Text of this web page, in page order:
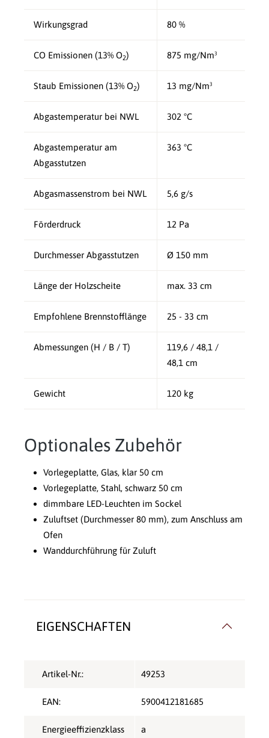
Wirkungsgrad 80 %
CO Emissionen (13% O2) 875 mg/Nm³
Staub Emissionen (13% O2) 13 mg/Nm³
Abgastemperatur bei NWL 302 °C
Abgastemperatur am
Abgasstutzen
363 °C
Abgasmassenstrom bei NWL 5,6 g/s
Förderdruck 12 Pa
Durchmesser Abgasstutzen Ø 150 mm
Länge der Holzscheite max. 33 cm
Empfohlene Brennstofflänge 25 - 33 cm
Abmessungen (H / B / T)
119,6 / 48,1 /
48,1 cm
Gewicht 120 kg
Optionales Zubehör
Vorlegeplatte, Glas, klar 50 cm
Vorlegeplatte, Stahl, schwarz 50 cm
dimmbare LED-Leuchten im Sockel
Zuluftset (Durchmesser 80 mm), zum Anschluss am
Ofen
Wanddurchführung für Zuluft
EIGENSCHAFTEN
Artikel-Nr.: 49253
EAN: 5900412181685
Energieeffizienzklass
a